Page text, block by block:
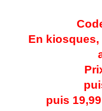
En
puis